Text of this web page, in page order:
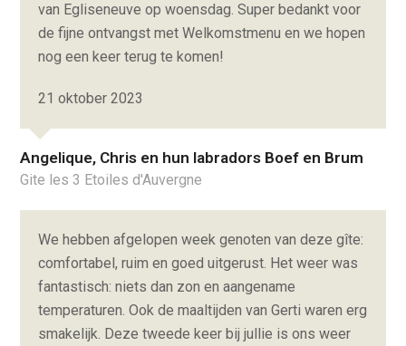
van Egliseneuve op woensdag. Super bedankt voor
de fijne ontvangst met Welkomstmenu en we hopen
nog een keer terug te komen!
21 oktober 2023
Angelique, Chris en hun labradors Boef en Brum
Gite les 3 Etoiles d'Auvergne
We hebben afgelopen week genoten van deze gîte:
comfortabel, ruim en goed uitgerust. Het weer was
fantastisch: niets dan zon en aangename
temperaturen. Ook de maaltijden van Gerti waren erg
smakelijk. Deze tweede keer bij jullie is ons weer